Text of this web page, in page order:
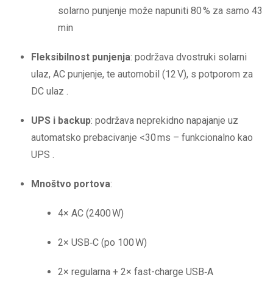
solarno punjenje može napuniti 80 % za samo 43
min
Fleksibilnost punjenja: podržava dvostruki solarni
ulaz, AC punjenje, te automobil (12 V), s potporom za
DC ulaz .
UPS i backup: podržava neprekidno napajanje uz
automatsko prebacivanje <30 ms – funkcionalno kao
UPS .
Mnoštvo portova:
4× AC (2400 W)
2× USB‑C (po 100 W)
2× regularna + 2× fast-charge USB‑A